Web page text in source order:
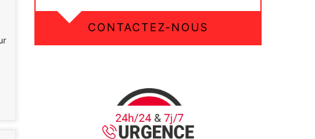
CONTACTEZ-NOUS